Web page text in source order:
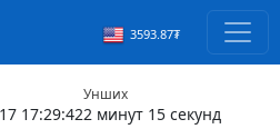
3593.87₮
17:29:42
Унших
2 минут 15 секунд